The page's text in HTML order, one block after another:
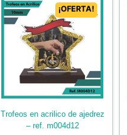
¡OFERTA!
trofeos en acrilico de ajedrez
– ref. m004d12